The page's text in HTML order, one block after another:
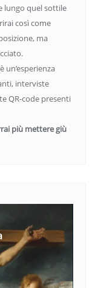
lungo quel sottile
così come
ma
un’esperienza
interviste
QR-code presenti
più mettere giù